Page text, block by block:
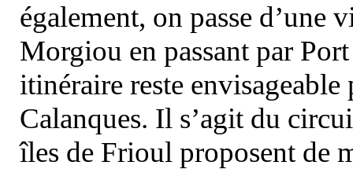
également, on passe d’une
Morgiou en passant par
itinéraire reste
Calanques. Il s’agit du
îles de Frioul proposent de